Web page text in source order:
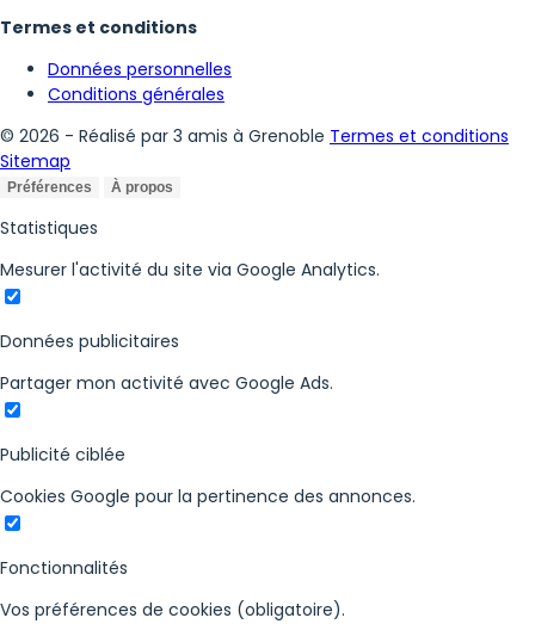
Termes et conditions
Données personnelles
Conditions générales
© 2026 - Réalisé par 3 amis à Grenoble Termes et conditions
Sitemap
Préférences À propos
Statistiques
Mesurer l'activité du site via Google Analytics.
Données publicitaires
Partager mon activité avec Google Ads.
Publicité ciblée
Cookies Google pour la pertinence des annonces.
Fonctionnalités
Vos préférences de cookies (obligatoire).